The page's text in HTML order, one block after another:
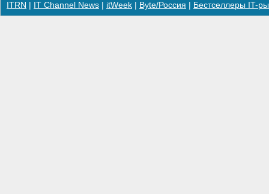
ITRN IT Channel News itWeek Byte/Россия Бестселлеры IT-